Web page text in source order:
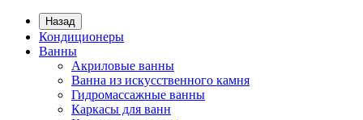
Назад
Кондиционеры
Ванны
Акриловые ванны
Ванна из искусственного камня
Гидромассажные ванны
Каркасы для ванн